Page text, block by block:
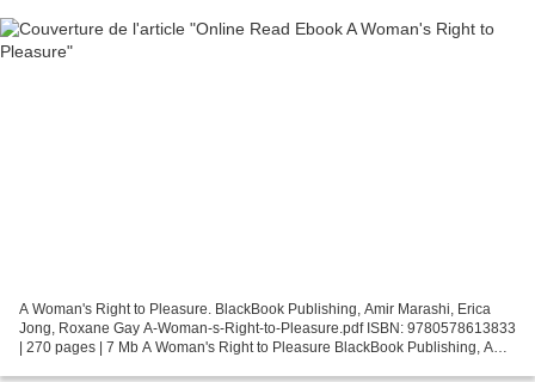
A Woman's Right to Pleasure. BlackBook Publishing, Amir Marashi, Erica
Jong, Roxane Gay A-Woman-s-Right-to-Pleasure.pdf ISBN: 9780578613833
| 270 pages | 7 Mb A Woman's Right to Pleasure BlackBook Publishing, Amir